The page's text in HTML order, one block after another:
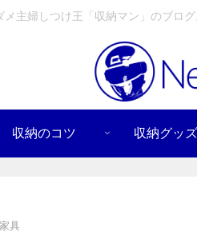
主婦しつけ王「収納マン」のブロ
収納のコツ 収納グッ
具